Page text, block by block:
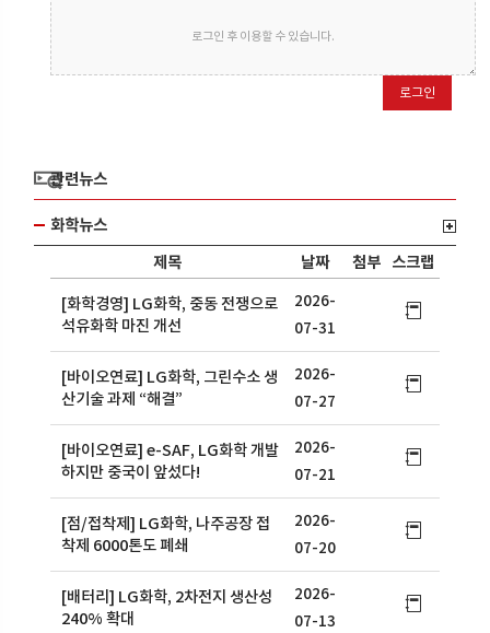
로그인 후 이용할 수 있습니다.
로그인
관련뉴스
화학뉴스
제목
날짜 첨부 스크랩
[화학경영] LG화학, 중동 전쟁으로
석유화학 마진 개선
2026-
07-31
[바이오연료] LG화학, 그린수소 생
산기술 과제 “해결”
2026-
07-27
[바이오연료] e-SAF, LG화학 개발
하지만 중국이 앞섰다!
2026-
07-21
[점/접착제] LG화학, 나주공장 접
착제 6000톤도 폐쇄
2026-
07-20
[배터리] LG화학, 2차전지 생산성
240% 확대
2026-
07-13